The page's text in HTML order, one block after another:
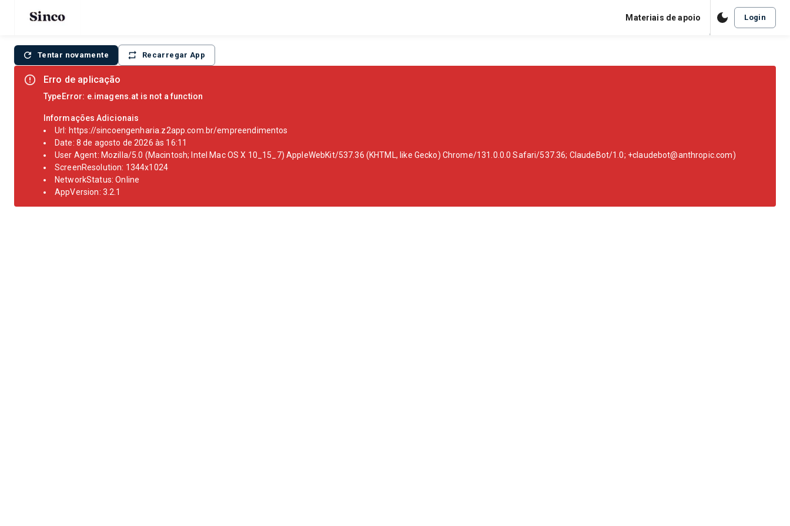
Materiais de apoio Login
Tentar novamente Recarregar App
Erro de aplicação
TypeError: e.imagens.at is not a function
Informações Adicionais
Url: https://sincoengenharia.z2app.com.br/empreendimentos
Date: 8 de agosto de 2026 às 16:11
User Agent: Mozilla/5.0 (Macintosh; Intel Mac OS X 10_15_7) AppleWebKit/537.36 (KHTML, like Gecko) Chrome/131.0.0.0 Safari/537.36; ClaudeBot/1.0; +claudebot@anthropic.com)
ScreenResolution: 1344x1024
NetworkStatus: Online
AppVersion: 3.2.1